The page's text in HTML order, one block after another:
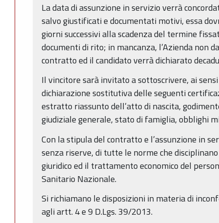
La data di assunzione in servizio verrà
salvo giustificati e documentati motivi, essa
giorni successivi alla scadenza del termine
documenti di rito; in mancanza, l’Azienda non
contratto ed il candidato verrà dichiarato
Il vincitore sarà invitato a sottoscrivere, ai
dichiarazione sostitutiva delle seguenti
estratto riassunto dell’atto di nascita,
giudiziale generale, stato di famiglia, obblighi
Con la stipula del contratto e l’assunzione in
senza riserve, di tutte le norme che
giuridico ed il trattamento economico del
Sanitario Nazionale.
Si richiamano le disposizioni in materia di
agli artt. 4 e 9 D.Lgs. 39/2013.